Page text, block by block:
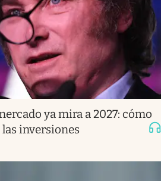
ya mira a 2027: cómo
inversiones